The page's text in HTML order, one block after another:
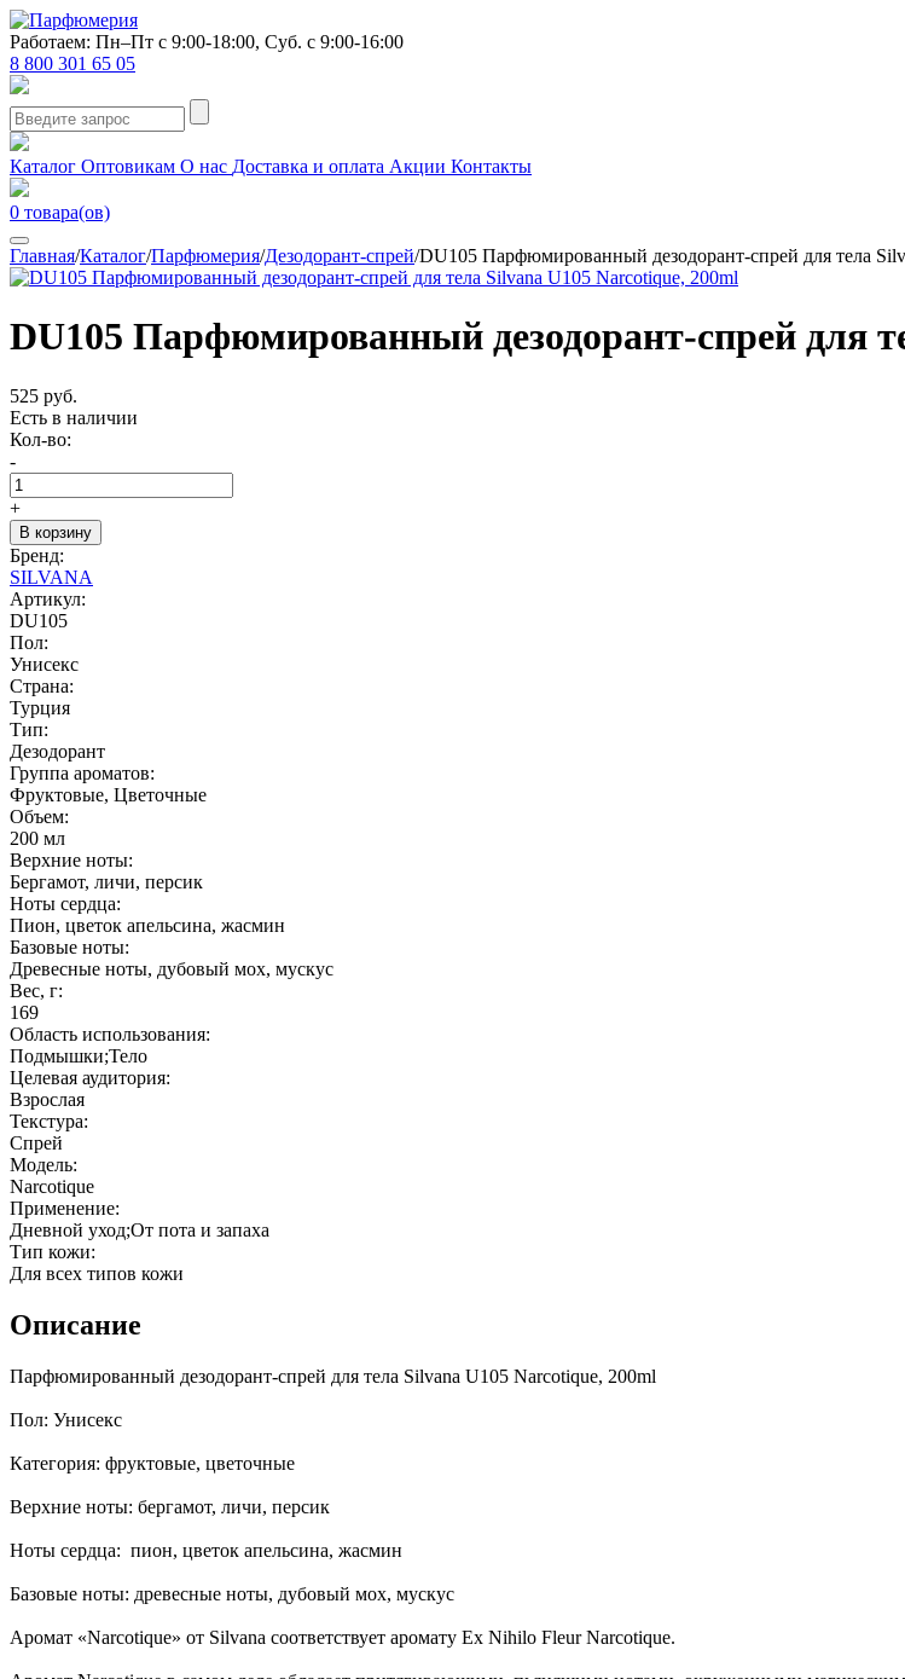
Работаем: Пн–Пт с 9:00-18:00, Суб. с 9:00-16:00
8 800 301 65 05
Каталог Оптовикам О нас Доставка и оплата Акции Контакты
0 товара(ов)
Главная/Каталог/Парфюмерия/Дезодорант-спрей/DU105 Парфюмированный дезодорант-спрей для тела
DU105 Парфюмированный дезодорант-спрей для
525 руб.
Есть в наличии
Кол-во:
-
+
В корзину
Бренд:
SILVANA
Артикул:
DU105
Пол:
Унисекс
Страна:
Турция
Тип:
Дезодорант
Группа ароматов:
Фруктовые, Цветочные
Объем:
200 мл
Верхние ноты:
Бергамот, личи, персик
Ноты сердца:
Пион, цветок апельсина, жасмин
Базовые ноты:
Древесные ноты, дубовый мох, мускус
Вес, г:
169
Область использования:
Подмышки;Тело
Целевая аудитория:
Взрослая
Текстура:
Спрей
Модель:
Narcotique
Применение:
Дневной уход;От пота и запаха
Тип кожи:
Для всех типов кожи
Описание
Парфюмированный дезодорант-спрей для тела Silvana U105 Narcotique, 200ml
Пол: Унисекс
Категория: фруктовые, цветочные
Верхние ноты: бергамот, личи, персик
Ноты сердца: пион, цветок апельсина, жасмин
Базовые ноты: древесные ноты, дубовый мох, мускус
Аромат «Narcotique» от Silvana соответствует аромату Ex Nihilo Fleur Narcotique.